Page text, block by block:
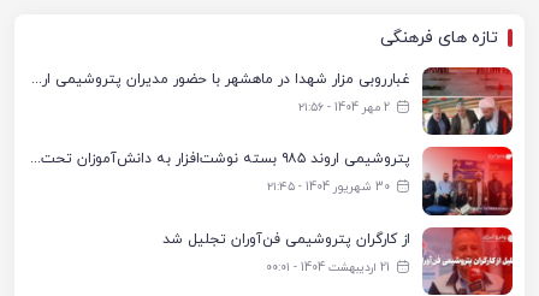
تازه های فرهنگی
غبارروبی مزار شهدا در ماهشهر با حضور مدیران پتروشیمی اروند و مسئولان شهری
2 مهر 1404 - ۲۱:۵۶
پتروشیمی اروند ۹۸۵ بسته نوشت‌افزار به دانش‌آموزان تحت پوشش کمیته امداد بندرماهشهر اهدا کرد
30 شهریور 1404 - ۲۱:۴۵
از کارگران پتروشیمی فن‌آوران تجلیل شد
21 اردیبهشت 1404 - ۰۰:۰۱